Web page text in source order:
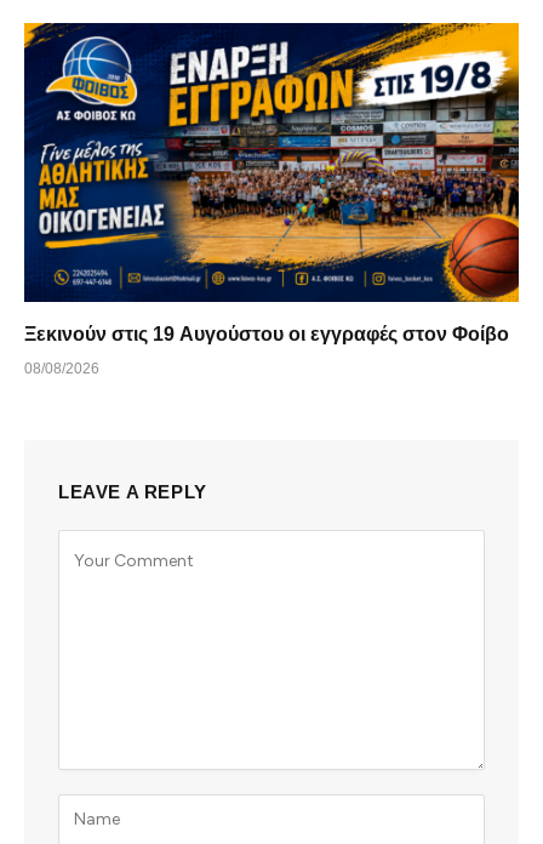
Ξεκινούν στις 19 Αυγούστου οι εγγραφές στον Φοίβο
08/08/2026
LEAVE A REPLY